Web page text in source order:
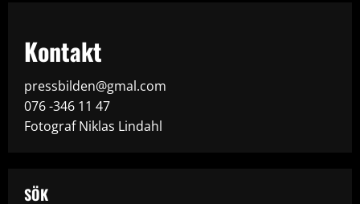
Kontakt
pressbilden@gmal.com
076 -346 11 47
Fotograf Niklas Lindahl
SÖK